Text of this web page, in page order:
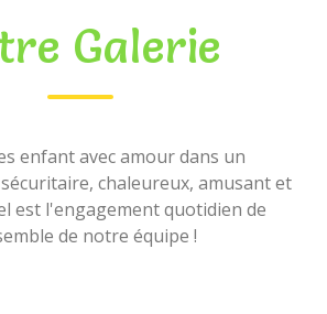
Galerie
enfant avec amour dans un
chaleureux, amusant et
est l'engagement quotidien de
de notre équipe !